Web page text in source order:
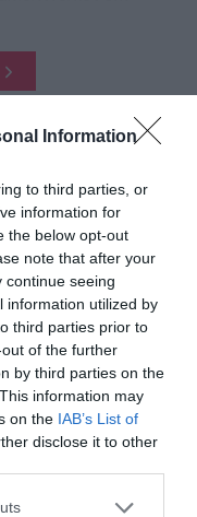
Information
to third parties, or
information for
the below opt-out
note that after your
continue seeing
information utilized by
third parties prior to
of the further
by third parties on the
information may
on the IAB’s List of
disclose it to other
länge
Så vet du när
Så vet du att det är